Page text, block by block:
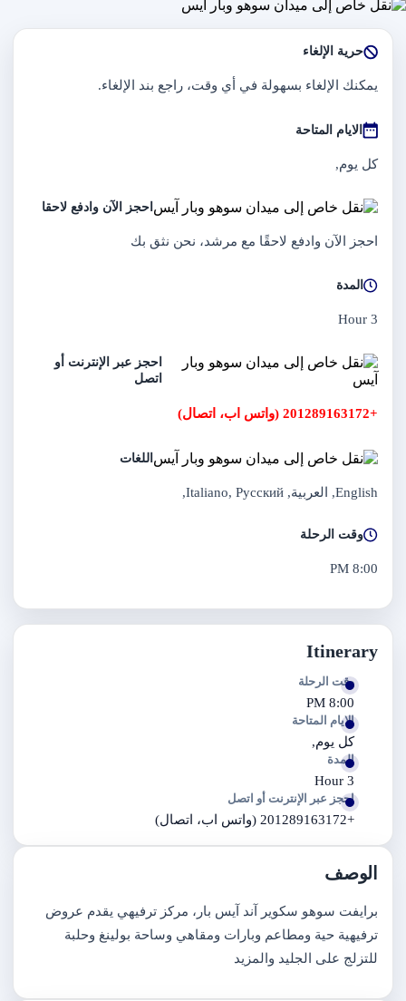
حرية الإلغاء
يمكنك الإلغاء بسهولة في أي وقت، راجع بند الإلغاء.
الايام المتاحة
كل يوم,
احجز الآن وادفع لاحقا
احجز الآن وادفع لاحقًا مع مرشد، نحن نثق بك
المدة
3 Hour
احجز عبر الإنترنت أو
اتصل
+201289163172 (واتس اب، اتصال)
اللغات
English, العربية, Italiano, Русский,
وقت الرحلة
8:00 PM
Itinerary
وقت الرحلة
8:00 PM
الايام المتاحة
كل يوم,
المدة
3 Hour
احجز عبر الإنترنت أو اتصل
+201289163172 (واتس اب، اتصال)
الوصف
برايفت سوهو سكوير آند آيس بار، مركز ترفيهي يقدم عروض
ترفيهية حية ومطاعم وبارات ومقاهي وساحة بولينغ وحلبة
للتزلج على الجليد والمزيد